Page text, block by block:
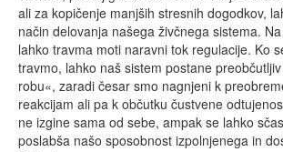
ali za kopičenje manjših stresnih dogodkov,
način delovanja našega živčnega sistema.
lahko travma moti naravni tok regulacije. Ko
travmo, lahko naš sistem postane
robu«, zaradi česar smo nagnjeni k
reakcijam ali pa k občutku čustvene
ne izgine sama od sebe, ampak se lahko
poslabša našo sposobnost izpolnjenega in